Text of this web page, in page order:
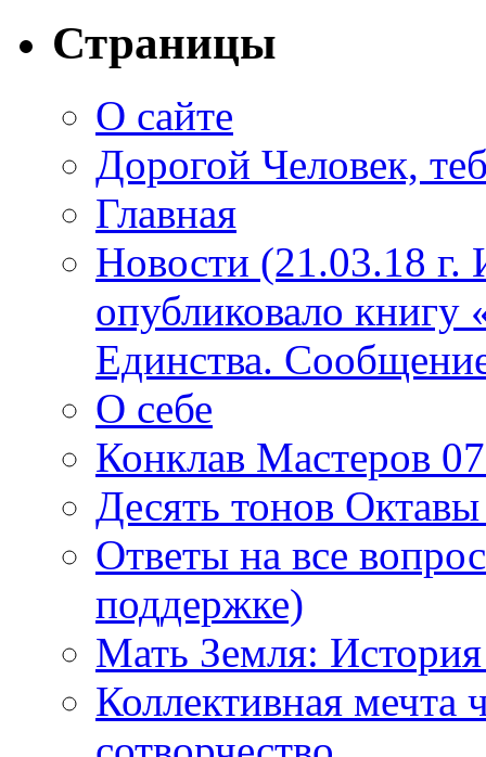
Страницы
О сайте
Дорогой Человек,
Главная
Новости (21.03.18 г.
опубликовало книгу
Единства.
О себе
Конклав Мастеров
Десять тонов
Ответы на все
поддержке)
Мать Земля: История
Коллективная мечта